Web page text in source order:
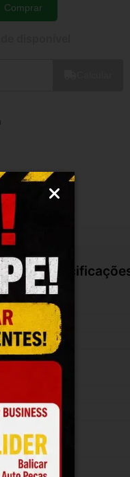
Quantidade
Comprar
Peça:
Embalagem: